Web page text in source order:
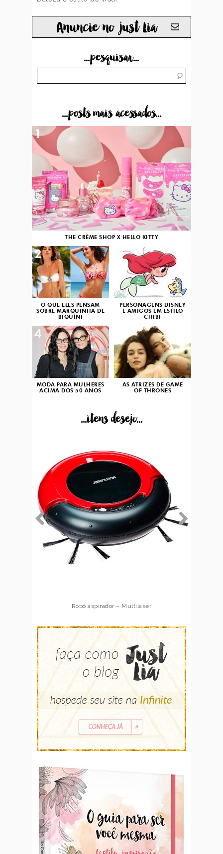
Anuncie no just Lia
...pesquisar...
...posts mais acessados...
THE CRÈME SHOP X HELLO KITTY
1
O QUE ELES PENSAM
SOBRE MARQUINHA DE
BIQUÍNI
2
PERSONAGENS DISNEY
E AMIGOS EM ESTILO
CHIBI
3
MODA PARA MULHERES
ACIMA DOS 50 ANOS
4
AS ATRIZES DE GAME
OF THRONES
...itens desejo...
Robô aspirador – Multilaser